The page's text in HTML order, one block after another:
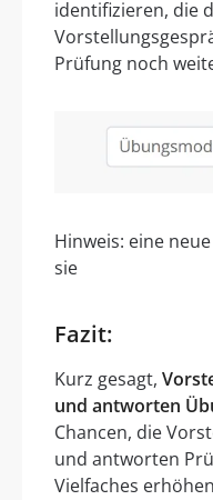
identifizieren, die
Prüfung noch
Hinweis: eine
sie
Fazit:
Kurz gesagt,
und antworten
Chancen, die
und antworten
Vielfaches